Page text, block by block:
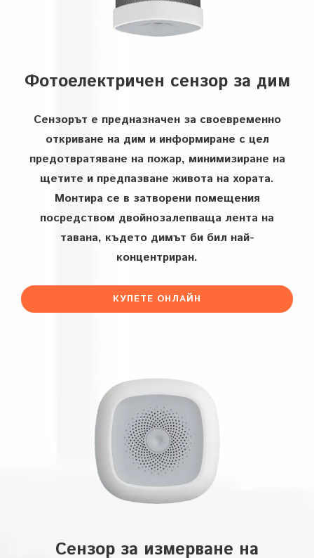
Фотоелектричен сензор за дим
Сензорът е предназначен за своевременно
откриване на дим и информиране с цел
предотвратяване на пожар, минимизиране на
щетите и предпазване живота на хората.
Монтира се в затворени помещения
посредством двойнозалепваща лента на
тавана, където димът би бил най-
концентриран.
КУПЕТЕ ОНЛАЙН
Сензор за измерване на